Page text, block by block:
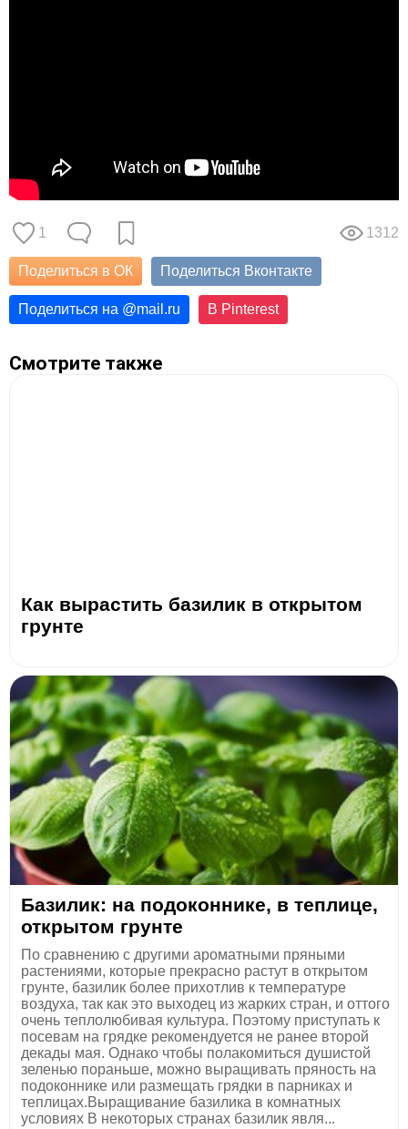
1 1312
Поделиться в ОК Поделиться Вконтакте
Поделиться на @mail.ru В Pinterest
Смотрите также
Как вырастить базилик в открытом
грунте
Базилик: на подоконнике, в теплице,
открытом грунте
По сравнению с другими ароматными пряными
растениями, которые прекрасно растут в открытом
грунте, базилик более прихотлив к температуре
воздуха, так как это выходец из жарких стран, и оттого
очень теплолюбивая культура. Поэтому приступать к
посевам на грядке рекомендуется не ранее второй
декады мая. Однако чтобы полакомиться душистой
зеленью пораньше, можно выращивать пряность на
подоконнике или размещать грядки в парниках и
теплицах.Выращивание базилика в комнатных
условиях В некоторых странах базилик явля...